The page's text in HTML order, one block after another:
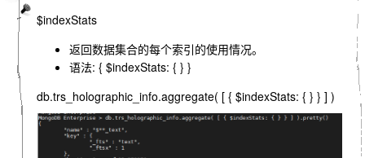
$indexStats
返回数据集合的每个索引的使用情况。
语法: { $indexStats: { } }
db.trs_holographic_info.aggregate( [ { $indexStats: { } } ] )